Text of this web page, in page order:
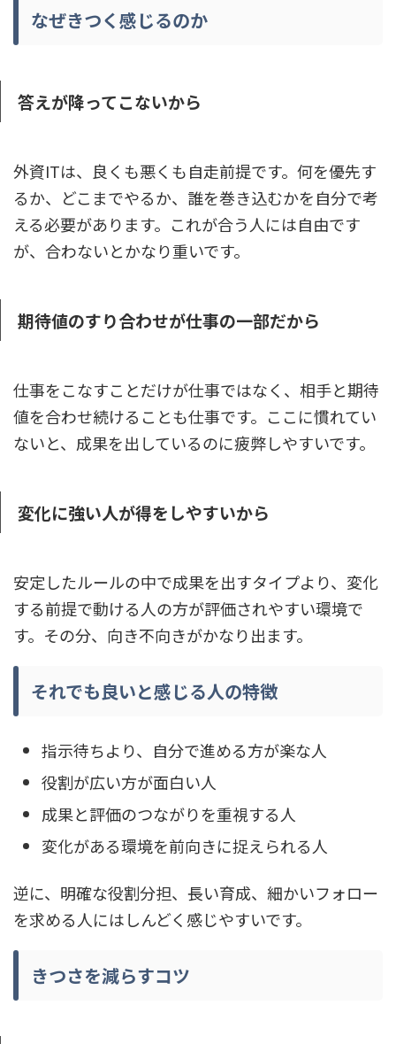
なぜきつく感じるのか
答えが降ってこないから
外資ITは、良くも悪くも自走前提です。何を優先す
るか、どこまでやるか、誰を巻き込むかを自分で考
える必要があります。これが合う人には自由です
が、合わないとかなり重いです。
期待値のすり合わせが仕事の一部だから
仕事をこなすことだけが仕事ではなく、相手と期待
値を合わせ続けることも仕事です。ここに慣れてい
ないと、成果を出しているのに疲弊しやすいです。
変化に強い人が得をしやすいから
安定したルールの中で成果を出すタイプより、変化
する前提で動ける人の方が評価されやすい環境で
す。その分、向き不向きがかなり出ます。
それでも良いと感じる人の特徴
指示待ちより、自分で進める方が楽な人
役割が広い方が面白い人
成果と評価のつながりを重視する人
変化がある環境を前向きに捉えられる人
逆に、明確な役割分担、長い育成、細かいフォロー
を求める人にはしんどく感じやすいです。
きつさを減らすコツ